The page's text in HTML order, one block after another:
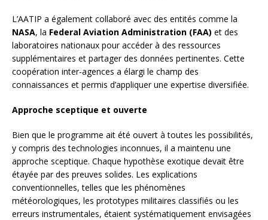
L’AATIP a également collaboré avec des entités comme la
NASA, la Federal Aviation Administration (FAA) et des
laboratoires nationaux pour accéder à des ressources
supplémentaires et partager des données pertinentes. Cette
coopération inter-agences a élargi le champ des
connaissances et permis d’appliquer une expertise diversifiée.
Approche sceptique et ouverte
Bien que le programme ait été ouvert à toutes les possibilités,
y compris des technologies inconnues, il a maintenu une
approche sceptique. Chaque hypothèse exotique devait être
étayée par des preuves solides. Les explications
conventionnelles, telles que les phénomènes
météorologiques, les prototypes militaires classifiés ou les
erreurs instrumentales, étaient systématiquement envisagées